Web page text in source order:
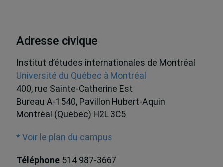
Adresse civique
Institut d’études internationales de Montréal
Université du Québec à Montréal
400, rue Sainte-Catherine Est
Bureau A-1540, Pavillon Hubert-Aquin
Montréal (Québec) H2L 3C5
* Voir le plan du campus
Téléphone 514 987-3667